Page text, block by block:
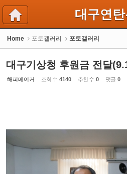
대구연
Home 포토갤러리 포토갤러리
대구기상청 후원금 전달
해피메이커 조회 수 4140 추천 수 0 댓글 0